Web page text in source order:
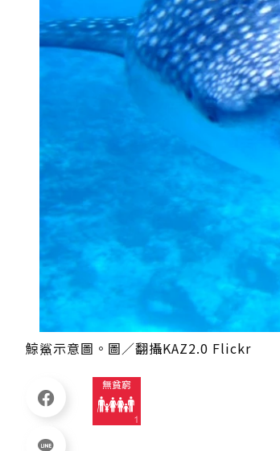
鯨鯊示意圖。圖／翻攝KAZ2.0 Flickr